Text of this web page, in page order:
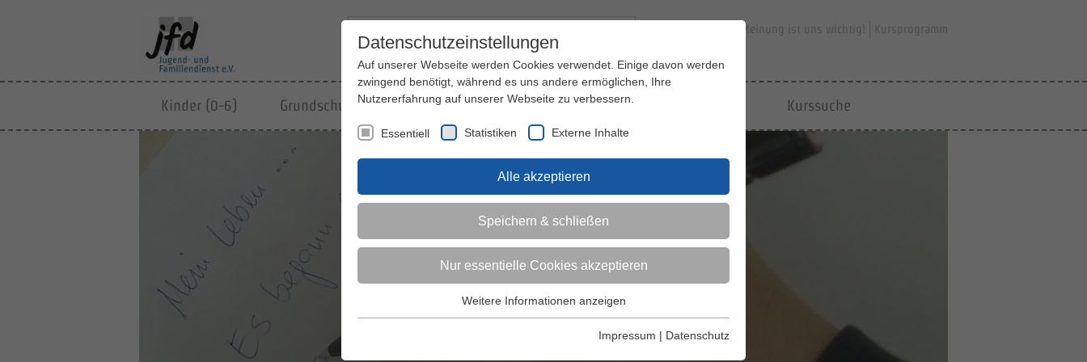
Ihre Meinung ist uns wichtig! Kursprogramm
Kinder (0-6) Grundschulkinder Jugendliche Erwachsene Kurssuche
Datenschutzeinstellungen
Auf unserer Webseite werden Cookies verwendet. Einige davon werden
zwingend benötigt, während es uns andere ermöglichen, Ihre
Nutzererfahrung auf unserer Webseite zu verbessern.
Essentiell Statistiken Externe Inhalte
Alle akzeptieren
Speichern & schließen
Nur essentielle Cookies akzeptieren
Essentielle Cookies werden für grundlegende Funktionen der
Weitere Informationen anzeigen
Impressum | Datenschutz